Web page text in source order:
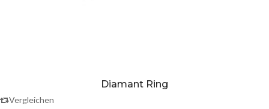
Diamant Ring
Vergleichen